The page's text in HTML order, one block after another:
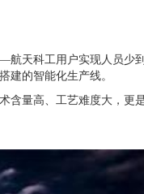
天科工用户实现人员少
建的智能化生产线。
含量高、工艺难度大，更